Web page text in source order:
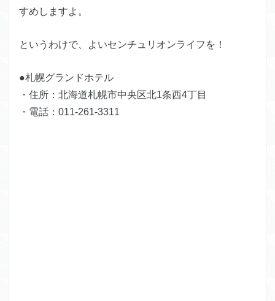
すめしますよ。
というわけで、よいセンチュリオンライフを！
●札幌グランドホテル
・住所：北海道札幌市中央区北1条西4丁目
・電話：011-261-3311